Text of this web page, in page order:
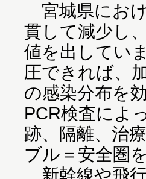
宮城県にお
貫して減少し
値を出してい
圧できれば、
の感染分布を
PCR検査によ
跡、隔離、治
ブル＝安全圏
新幹線や飛